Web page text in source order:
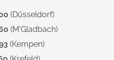
(Düsseldorf)
(M'Gladbach)
(Kempen)